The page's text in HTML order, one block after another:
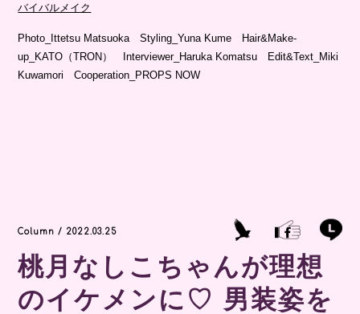
バイバルメイク
Photo_Ittetsu Matsuoka Styling_Yuna Kume Hair&Make-
up_KATO（TRON） Interviewer_Haruka Komatsu Edit&Text_Miki
Kuwamori Cooperation_PROPS NOW
Column / 2022.03.25
桃月なしこちゃんが理想
のイケメンに♡ 男装姿を